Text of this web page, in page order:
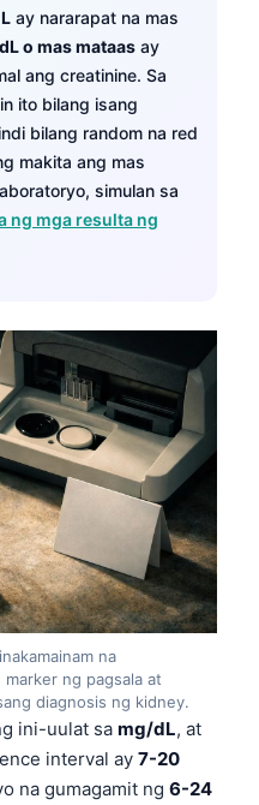
ay nararapat na mas
o mas mataas ay
ang creatinine. Sa
ito bilang isang
bilang random na red
makita ang mas
simulan sa
ng mga resulta ng
na
ng pagsala at
diagnosis ng kidney.
ini-uulat sa mg/dL, at
interval ay 7-20
na gumagamit ng 6-24